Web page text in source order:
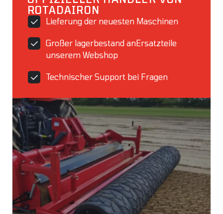
ROTADAIRON
Lieferung der neuesten Maschinen
Großer lagerbestand anErsatzteile
unserem Webshop
Technischer Support bei Fragen